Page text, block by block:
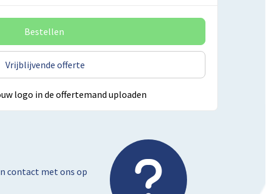
Bestellen
Vrijblijvende offerte
logo in de offertemand uploaden
contact met ons op